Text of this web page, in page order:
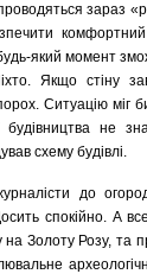
зараз
комфортний
який момент
Якщо стіну
Ситуацію міг
будівництва не
схему будівлі.
до
спокійно. А
на Золоту Розу, та